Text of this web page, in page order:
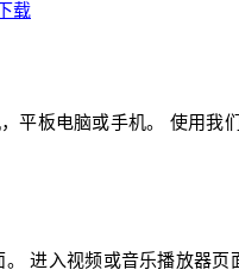
载
平板电脑或手机。 使用我
进入视频或音乐播放器页